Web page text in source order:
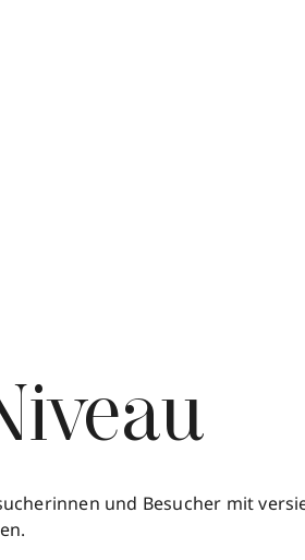
und Besucher mit